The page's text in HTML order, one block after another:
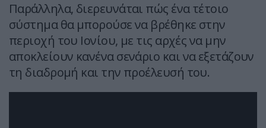
Παράλληλα, διερευνάται πώς ένα τέτοιο
σύστημα θα μπορούσε να βρέθηκε στην
περιοχή του Ιονίου, με τις αρχές να μην
αποκλείουν κανένα σενάριο και να εξετάζουν
τη διαδρομή και την προέλευσή του.